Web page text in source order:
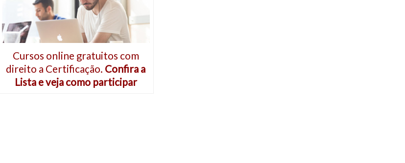
Cursos online gratuitos com
direito a Certificação. Confira a
Lista e veja como participar